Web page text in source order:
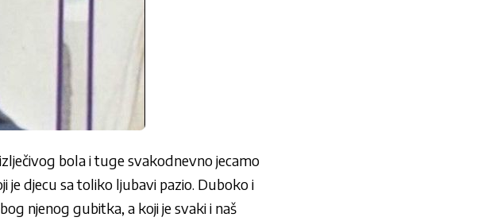
bola i tuge svakodnevno jecamo
djecu sa toliko ljubavi pazio. Duboko i
njenog gubitka, a koji je svaki i naš